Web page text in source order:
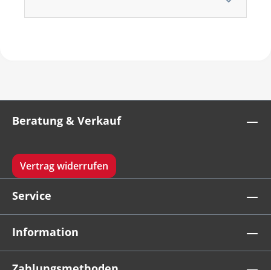
Beratung & Verkauf
Vertrag widerrufen
Service
Information